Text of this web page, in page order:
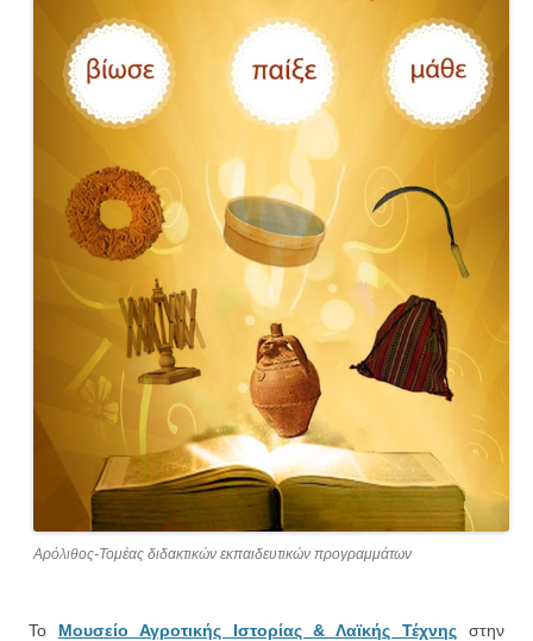
Αρόλιθος-Τομέας διδακτικών εκπαιδευτικών προγραμμάτων
Το Μουσείο Αγροτικής Ιστορίας & Λαϊκής Τέχνης στην